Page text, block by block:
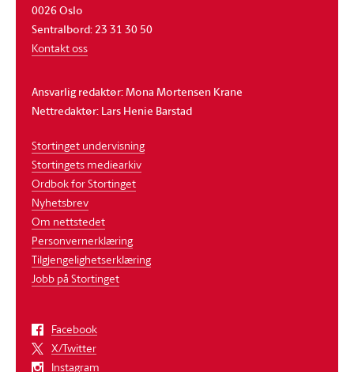
0026 Oslo
Sentralbord: 23 31 30 50
Kontakt oss
Ansvarlig redaktør: Mona Mortensen Krane
Nettredaktør: Lars Henie Barstad
Stortinget undervisning
Stortingets mediearkiv
Ordbok for Stortinget
Nyhetsbrev
Om nettstedet
Personvernerklæring
Tilgjengelighetserklæring
Jobb på Stortinget
Facebook
X/Twitter
Instagram